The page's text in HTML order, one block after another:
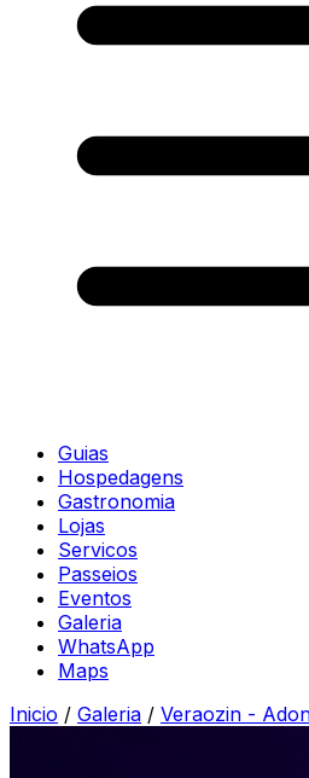
Guias
Hospedagens
Gastronomia
Lojas
Servicos
Passeios
Eventos
Galeria
WhatsApp
Maps
Inicio / Galeria / Veraozin -